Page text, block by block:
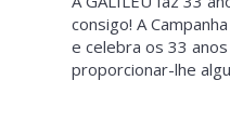
consigo! A
e celebra os 33
proporcionar-lhe